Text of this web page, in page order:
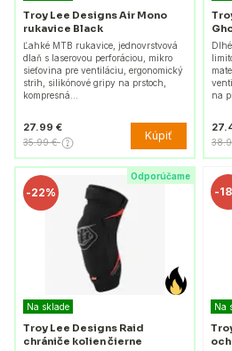
Troy Lee Designs Air Mono
rukavice Black
Ľahké MTB rukavice, jednovrstvová
dlaň s laserovou perforáciou, mikro
sieťovina pre ventiláciu, ergonomický
strih, silikónové gripy na prstoch,
kompresná…
27.99 €
35.99 € Kúpiť
na
Odporúčame
-22%
Na sklade
Troy Lee Designs Raid
chrániče kolien čierne
-
Na